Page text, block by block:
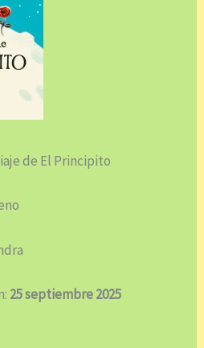
de El Principito
25 septiembre 2025